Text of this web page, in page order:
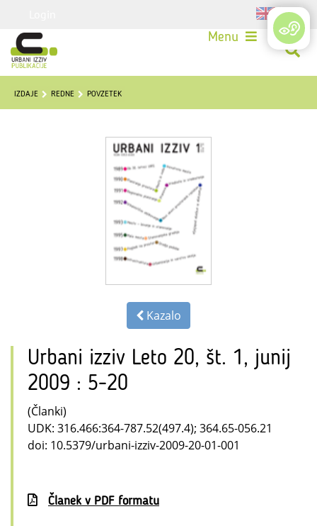
Menu
IZDAJE REDNE POVZETEK
Kazalo
Urbani izziv Leto 20, št. 1, junij
2009 : 5-20
(Članki)
UDK: 316.466:364-787.52(497.4); 364.65-056.21
doi: 10.5379/urbani-izziv-2009-20-01-001
Članek v PDF formatu